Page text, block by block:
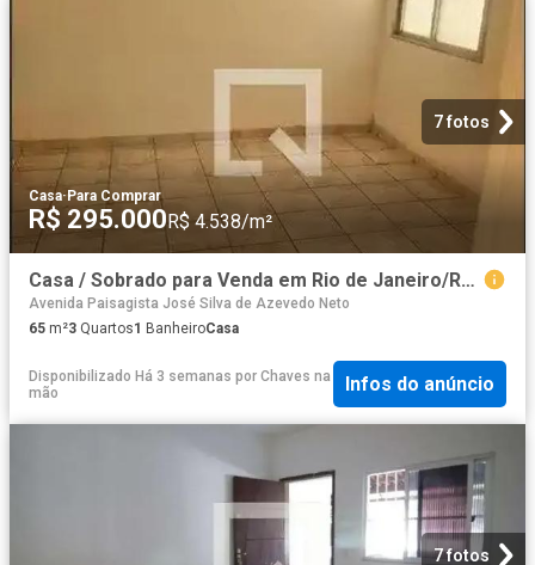
7 fotos
Casa·Para Comprar
R$ 295.000R$ 4.538/m²
Casa / Sobrado para Venda em Rio de Janeiro/RJ Curicica 3 Quartos
Avenida Paisagista José Silva de Azevedo Neto
65 m²3 Quartos1 BanheiroCasa
Disponibilizado Há 3 semanas por Chaves na
mão
Infos do anúncio
7 fotos